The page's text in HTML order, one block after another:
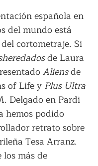
española en
del mundo está
cortometraje. Si
de Laura
Aliensde
of Life y Plus Ultra
Delgado en Pardi
hemos podido
retrato sobre
Tesa Arranz.
más de